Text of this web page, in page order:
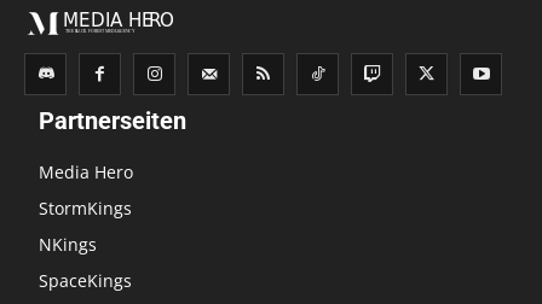
Partnerseiten
Media Hero
StormKings
NKings
SpaceKings